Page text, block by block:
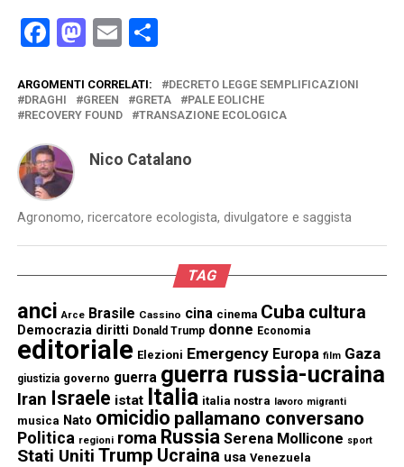
Facebook
Mastodon
EmailCondividi
ARGOMENTI CORRELATI:
DECRETO LEGGE SEMPLIFICAZIONI
DRAGHI
GREEN GRETA
PALE EOLICHE
RECOVERY FOUND
TRANSAZIONE ECOLOGICA
Nico Catalano
Agronomo, ricercatore ecologista, divulgatore e saggista
TAG
anci Arce Brasile Cassino cina cinema Cuba cultura
Democrazia diritti Donald Trump donne Economia
editoriale Elezioni Emergency Europa film Gaza
giustizia governo guerra guerra russia-ucraina
Iran Israele istat Italia italia nostra lavoro migranti
musica Nato omicidio pallamano conversano
Politica regioni roma Russia Serena Mollicone sport
Stati Uniti Trump Ucraina usa Venezuela